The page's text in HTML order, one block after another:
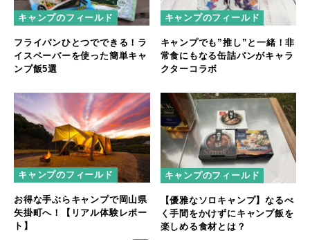
キャンプのフィールド
フライパンひとつでできる！ラ
イスペーパーを使った簡単キャ
ンプ飯5選
キャンプのフィールド
キャンプでも”推し”と一緒！非
常食にもなる缶詰パンがキャラ
クターコラボ
キャンプのフィールド
お得な手ぶらキャンプで岡山県
矢掛町へ！【リアル体験レポー
ト】
キャンプのフィールド
【優雅なソロキャンプ】なるべ
く手間をかけずにキャンプ飯を
楽しめる食材とは？